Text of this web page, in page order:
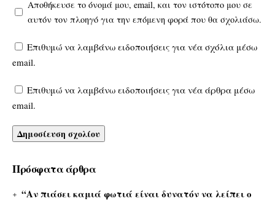
Αποθήκευσε το όνομά μου, email, και τον ιστότοπο μου σε
αυτόν τον πλοηγό για την επόμενη φορά που θα σχολιάσω.
Επιθυμώ να λαμβάνω ειδοποιήσεις για νέα σχόλια μέσω
email.
Επιθυμώ να λαμβάνω ειδοποιήσεις για νέα άρθρα μέσω
email.
Πρόσφατα άρθρα
“Αν πιάσει καμιά φωτιά είναι δυνατόν να λείπει ο